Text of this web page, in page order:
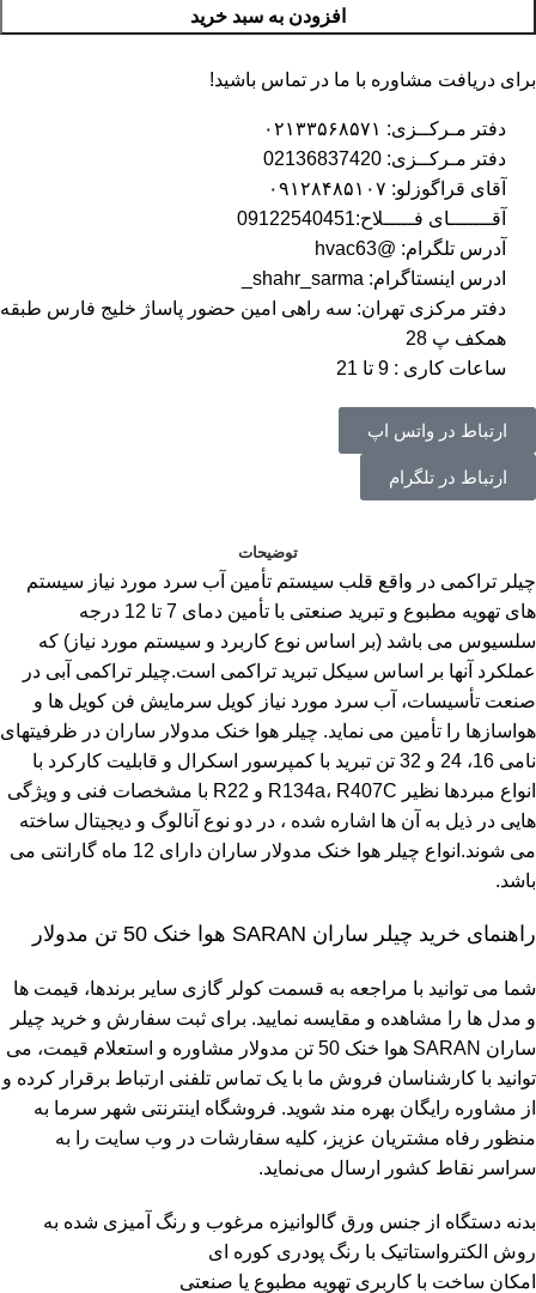
افزودن به سبد خرید
برای دریافت مشاوره با ما در تماس باشید!
دفتر مـرکــزی: ۰۲۱۳۳۵۶۸۵۷۱
دفتر مـرکــزی: 02136837420
آقای قراگوزلو: ۰۹۱۲۸۴۸۵۱۰۷
آقـــــــای فـــــلاح:09122540451
آدرس تلگرام: @hvac63
ادرس اینستاگرام: shahr_sarma_
دفتر مرکزی تهران: سه راهی امین حضور پاساژ خلیج فارس طبقه
همکف پ 28
ساعات کاری : 9 تا 21
ارتباط در واتس اپ
ارتباط در تلگرام
توضیحات
چیلر تراکمی در واقع قلب سیستم تأمین آب سرد مورد نیاز سیستم
های تهویه مطبوع و تبرید صنعتی با تأمین دمای 7 تا 12 درجه
سلسیوس می باشد (بر اساس نوع کاربرد و سیستم مورد نیاز) که
عملکرد آنها بر اساس سیکل تبرید تراکمی است.چیلر تراکمی آبی در
صنعت تأسیسات، آب سرد مورد نیاز کویل سرمایش فن کویل ها و
هواسازها را تأمین می نماید. چیلر هوا خنک مدولار ساران در ظرفیتهای
نامی 16، 24 و 32 تن تبرید با کمپرسور اسکرال و قابلیت کارکرد با
انواع مبردها نظیر R134a، R407C و R22 با مشخصات فنی و ویژگی
هایی در ذیل به آن ها اشاره شده ، در دو نوع آنالوگ و دیجیتال ساخته
می شوند.انواع چیلر هوا خنک مدولار ساران دارای 12 ماه گارانتی می
باشد.
راهنمای خرید چیلر ساران SARAN هوا خنک 50 تن مدولار
شما می توانید با مراجعه به قسمت کولر گازی سایر برندها، قیمت ها
و مدل ها را مشاهده و مقایسه نمایید. برای ثبت سفارش و خرید چیلر
ساران SARAN هوا خنک 50 تن مدولار مشاوره و استعلام قیمت، می
توانید با کارشناسان فروش ما با یک تماس تلفنی ارتباط برقرار کرده و
از مشاوره رایگان بهره مند شوید. فروشگاه اینترنتی شهر سرما به
منظور رفاه مشتریان عزیز، کلیه سفارشات در وب سایت را به
سراسر نقاط کشور ارسال می‌نماید.
بدنه دستگاه از جنس ورق گالوانیزه مرغوب و رنگ آمیزی شده به
روش الکترواستاتیک با رنگ پودری کوره ای
امکان ساخت با کاربری تهویه مطبوع یا صنعتی